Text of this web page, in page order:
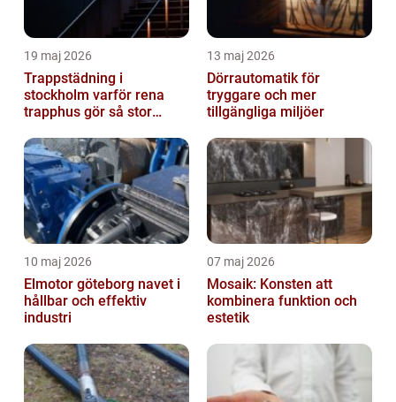
19 maj 2026
Trappstädning i
stockholm varför rena
trapphus gör så stor
13 maj 2026
Dörrautomatik för
tryggare och mer
tillgängliga miljöer
10 maj 2026
Elmotor göteborg navet i
hållbar och effektiv
industri
07 maj 2026
Mosaik: Konsten att
kombinera funktion och
estetik